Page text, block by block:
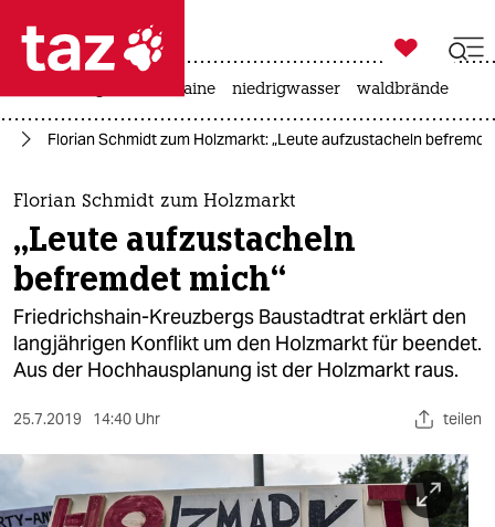
 taz zahl ich
taz zahl ich
themen
politik
öko
gesellschaft
sport
berlin

taz zahl ich
krieg in der ukraine niedrigwasser waldbrände
Florian Schmidt zum Holzmarkt: „Leute aufzustacheln
Florian Schmidt zum Holzmarkt
„Leute aufzustacheln
befremdet mich“
Friedrichshain-Kreuzbergs Baustadtrat erklärt den
langjährigen Konflikt um den Holzmarkt für beendet.
Aus der Hochhausplanung ist der Holzmarkt raus.
25.7.2019 14:40 Uhr teilen